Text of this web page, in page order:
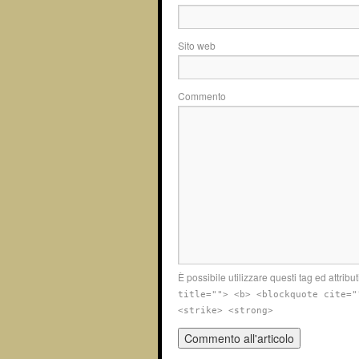
Sito web
Commento
È possibile utilizzare questi tag ed attributi
title=""> <b> <blockquote
<strike> <strong>